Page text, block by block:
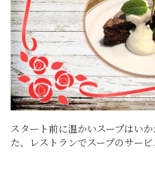
スタート前に温かいスープはい
た、レストランでスープのサー